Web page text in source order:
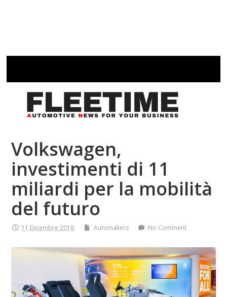
Volkswagen,
investimenti di 11
miliardi per la mobilità
del futuro
11 Dicembre 2018 Automakers No Comment